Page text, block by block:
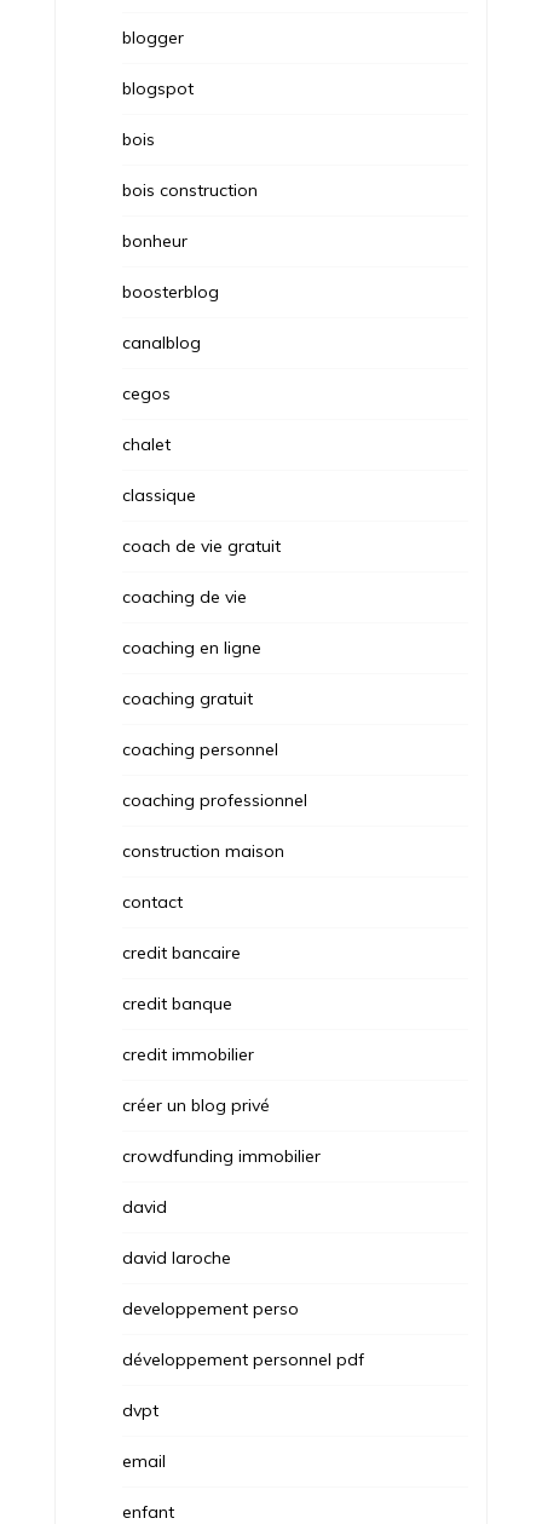
blogger
blogspot
bois
bois construction
bonheur
boosterblog
canalblog
cegos
chalet
classique
coach de vie gratuit
coaching de vie
coaching en ligne
coaching gratuit
coaching personnel
coaching professionnel
construction maison
contact
credit bancaire
credit banque
credit immobilier
créer un blog privé
crowdfunding immobilier
david
david laroche
developpement perso
développement personnel pdf
dvpt
email
enfant